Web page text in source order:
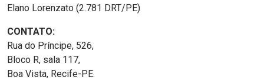
Elano Lorenzato (2.781 DRT/PE)
CONTATO:
Rua do Príncipe, 526,
Bloco R, sala 117,
Boa Vista, Recife-PE.